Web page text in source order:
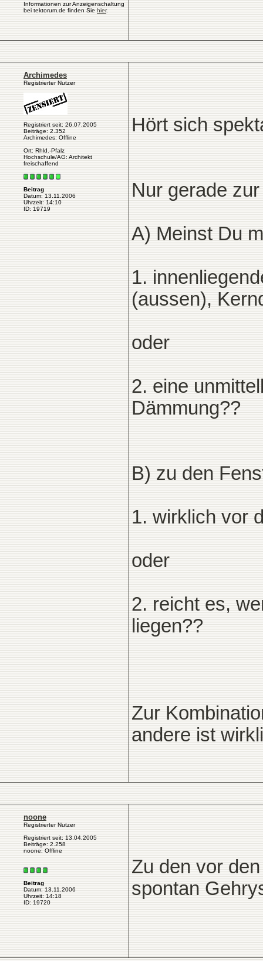
Informationen zur Anzeigenschaltung
bei tektorum.de finden Sie hier.
Archimedes
Registrierter Nutzer
Registriert seit: 26.07.2005
Beiträge: 2.352
Archimedes: Offline
Ort: Rhld.-Pfalz
Hochschule/AG: Architekt
freischaffend
Beitrag
Datum: 13.11.2006
Uhrzeit: 14:10
ID: 19719
Hört sich
Nur gerade
A) Meinst Du
1.
(aussen),
oder
2. eine
Dämmung??
B) zu den
1. wirklich vor
oder
2. reicht es,
liegen??
Zur
andere ist
noone
Registrierter Nutzer
Registriert seit: 13.04.2005
Beiträge: 2.258
noone: Offline
Beitrag
Datum: 13.11.2006
Uhrzeit: 14:18
ID: 19720
Zu den vor
spontan